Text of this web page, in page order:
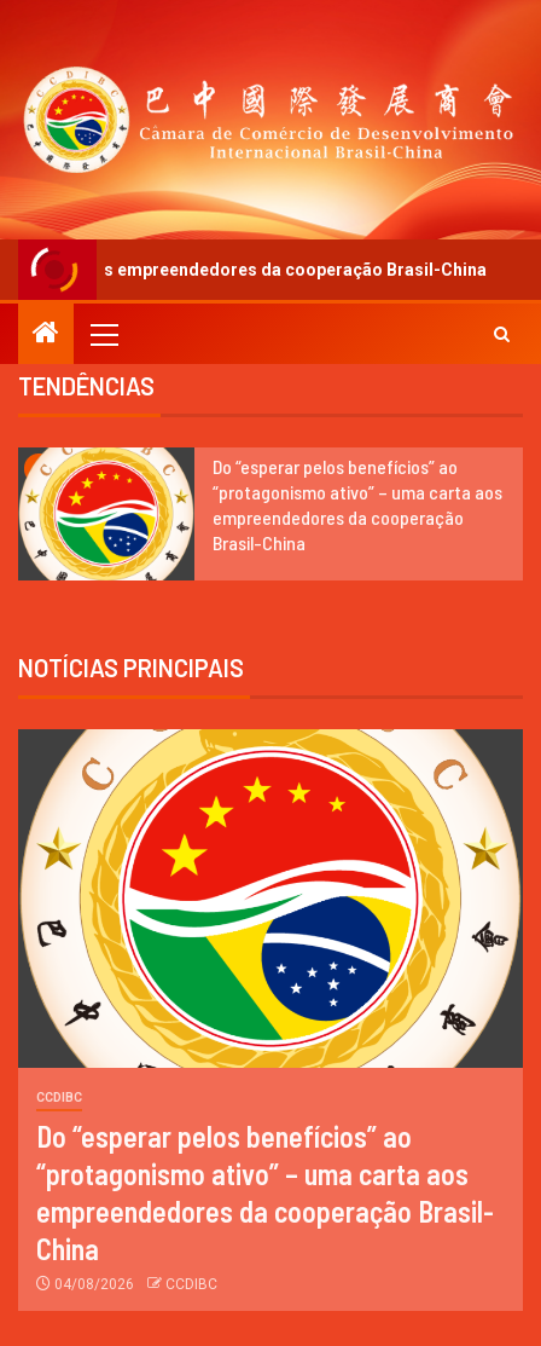
da cooperação Brasil-China Após US$
TENDÊNCIAS
1
Do “esperar pelos benefícios” ao
“protagonismo ativo” – uma carta aos
empreendedores da cooperação
Brasil-China
NOTÍCIAS PRINCIPAIS
CCDIBC
Após US$ 188 Bilhões: O Poder
Industrial de Zhaoqing Chega a São
Paulo
15/07/2026